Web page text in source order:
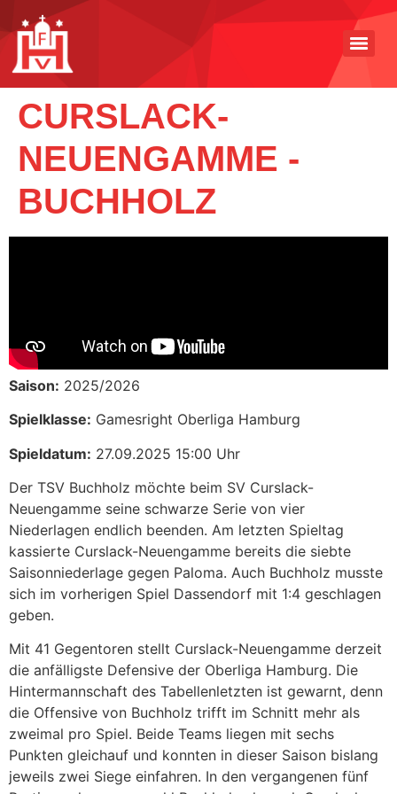
CURSLACK-
NEUENGAMME -
BUCHHOLZ
Saison: 2025/2026
Spielklasse: Gamesright Oberliga Hamburg
Spieldatum: 27.09.2025 15:00 Uhr
Der TSV Buchholz möchte beim SV Curslack-
Neuengamme seine schwarze Serie von vier
Niederlagen endlich beenden. Am letzten Spieltag
kassierte Curslack-Neuengamme bereits die siebte
Saisonniederlage gegen Paloma. Auch Buchholz musste
sich im vorherigen Spiel Dassendorf mit 1:4 geschlagen
geben.
Mit 41 Gegentoren stellt Curslack-Neuengamme derzeit
die anfälligste Defensive der Oberliga Hamburg. Die
Hintermannschaft des Tabellenletzten ist gewarnt, denn
die Offensive von Buchholz trifft im Schnitt mehr als
zweimal pro Spiel. Beide Teams liegen mit sechs
Punkten gleichauf und konnten in dieser Saison bislang
jeweils zwei Siege einfahren. In den vergangenen fünf